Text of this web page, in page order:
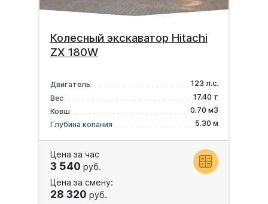
Колесный экскаватор Hitachi
ZX 180W
Двигатель
123 л.с.
Вес
17.40 т
Ковш
0.70 м3
Глубина копания
5.30 м
Цена за час
3 540 руб.
Цена за смену:
28 320 руб.